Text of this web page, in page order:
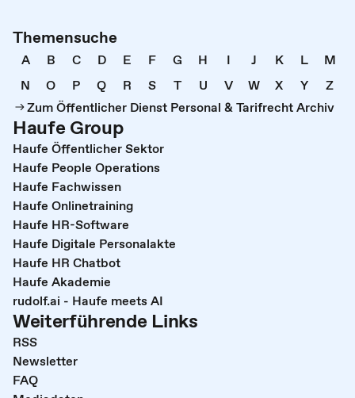
Themensuche
A B C D E F G H I J K L
M
N
O P Q R S T U V W X Y
Z
Zum Öffentlicher Dienst Personal & Tarifrecht Archiv
Haufe Group
Haufe Öffentlicher Sektor
Haufe People Operations
Haufe Fachwissen
Haufe Onlinetraining
Haufe HR-Software
Haufe Digitale Personalakte
Haufe HR Chatbot
Haufe Akademie
rudolf.ai - Haufe meets AI
Weiterführende Links
RSS
Newsletter
FAQ